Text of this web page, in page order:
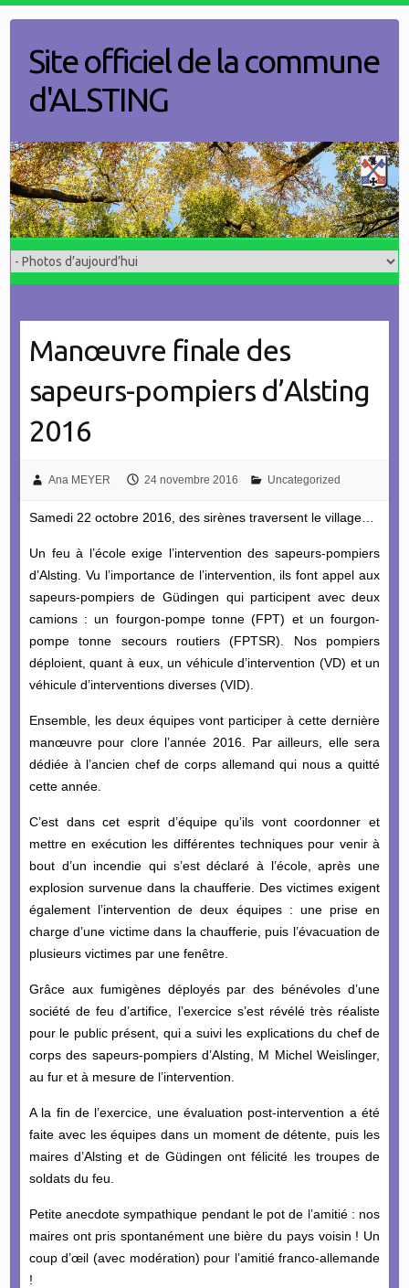
contentSite officiel de la commune
d'ALSTING
Manœuvre finale des
sapeurs-pompiers d’Alsting
2016
Ana MEYER 24 novembre 2016 Uncategorized
Samedi 22 octobre 2016, des sirènes traversent le village…
Un feu à l’école exige l’intervention des sapeurs-pompiers
d’Alsting. Vu l’importance de l’intervention, ils font appel aux
sapeurs-pompiers de Güdingen qui participent avec deux
camions : un fourgon-pompe tonne (FPT) et un fourgon-
pompe tonne secours routiers (FPTSR). Nos pompiers
déploient, quant à eux, un véhicule d’intervention (VD) et un
véhicule d’interventions diverses (VID).
Ensemble, les deux équipes vont participer à cette dernière
manœuvre pour clore l’année 2016. Par ailleurs, elle sera
dédiée à l’ancien chef de corps allemand qui nous a quitté
cette année.
C’est dans cet esprit d’équipe qu’ils vont coordonner et
mettre en exécution les différentes techniques pour venir à
bout d’un incendie qui s’est déclaré à l’école, après une
explosion survenue dans la chaufferie. Des victimes exigent
également l’intervention de deux équipes : une prise en
charge d’une victime dans la chaufferie, puis l’évacuation de
plusieurs victimes par une fenêtre.
Grâce aux fumigènes déployés par des bénévoles d’une
société de feu d’artifice, l’exercice s’est révélé très réaliste
pour le public présent, qui a suivi les explications du chef de
corps des sapeurs-pompiers d’Alsting, M Michel Weislinger,
au fur et à mesure de l’intervention.
A la fin de l’exercice, une évaluation post-intervention a été
faite avec les équipes dans un moment de détente, puis les
maires d’Alsting et de Güdingen ont félicité les troupes de
soldats du feu.
Petite anecdote sympathique pendant le pot de l’amitié : nos
maires ont pris spontanément une bière du pays voisin ! Un
coup d’œil (avec modération) pour l’amitié franco-allemande
!